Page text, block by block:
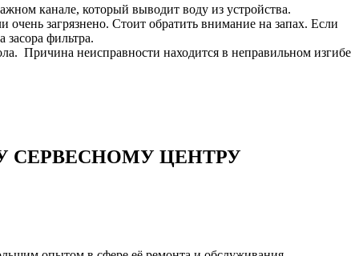
канале, который выводит воду из устройства.
загрязнено. Стоит обратить внимание на запах. Если
засора фильтра.
Причина неисправности находится в неправильном изгибе
ЦЕНТРУ